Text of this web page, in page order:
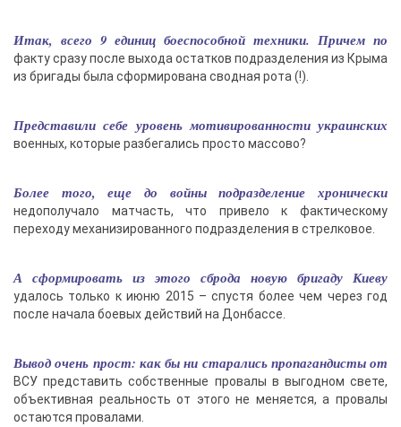
Итак, всего 9 единиц боеспособной техники. Причем по
факту сразу после выхода остатков подразделения из Крыма
из бригады была сформирована сводная рота (!).
Представили себе уровень мотивированности украинских
военных, которые разбегались просто массово?
Более того, еще до войны подразделение хронически
недополучало матчасть, что привело к фактическому
переходу механизированного подразделения в стрелковое.
А сформировать из этого сброда новую бригаду Киеву
удалось только к июню 2015 – спустя более чем через год
после начала боевых действий на Донбассе.
Вывод очень прост: как бы ни старались пропагандисты от
ВСУ представить собственные провалы в выгодном свете,
объективная реальность от этого не меняется, а провалы
остаются провалами.